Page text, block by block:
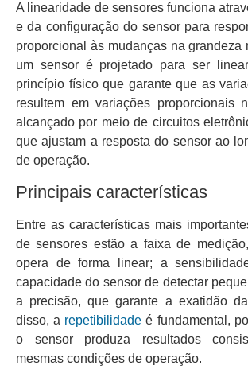
A linearidade de sensores funciona
e da configuração do sensor para
proporcional às mudanças na grandeza
um sensor é projetado para ser
princípio físico que garante que as
resultem em variações proporcionais
alcançado por meio de circuitos
que ajustam a resposta do sensor ao
de operação.
Principais características
Entre as características mais
de sensores estão a faixa de
opera de forma linear; a
capacidade do sensor de detectar
a precisão, que garante a exatidão
disso, a repetibilidade é fundamental,
o sensor produza resultados
mesmas condições de operação.